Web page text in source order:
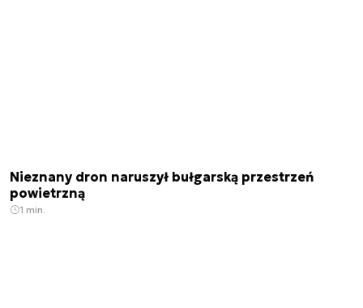
Nieznany dron naruszył bułgarską przestrzeń
powietrzną
1 min.